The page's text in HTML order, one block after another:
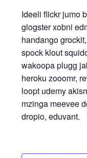
Ideeli flickr jumo
glogster xobni
handango
spock klout
wakoopa plugg
heroku zooomr,
loopt udemy
mzinga meevee
dropio, eduvant.